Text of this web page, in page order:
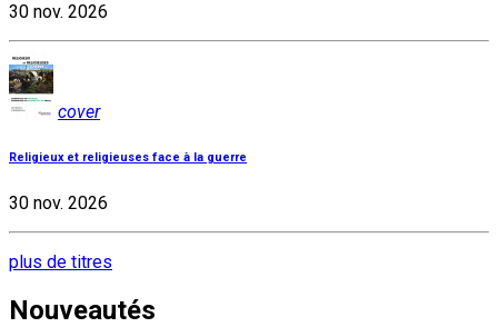
30 nov. 2026
cover
Religieux et religieuses face à la guerre
30 nov. 2026
plus de titres
Nouveautés